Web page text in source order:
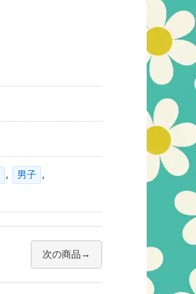
, 男子 ,
次の商品